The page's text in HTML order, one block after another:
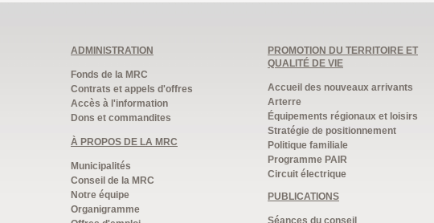
ADMINISTRATION
Fonds de la MRC
Contrats et appels d'offres
Accès à l'information
Dons et commandites
À PROPOS DE LA MRC
Municipalités
Conseil de la MRC
Notre équipe
Organigramme
PROMOTION DU TERRITOIRE ET
QUALITÉ DE VIE
Accueil des nouveaux arrivants
Arterre
Équipements régionaux et loisirs
Stratégie de positionnement
Politique familiale
Programme PAIR
Circuit électrique
PUBLICATIONS
Séances du conseil